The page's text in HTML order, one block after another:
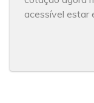
acessível estar